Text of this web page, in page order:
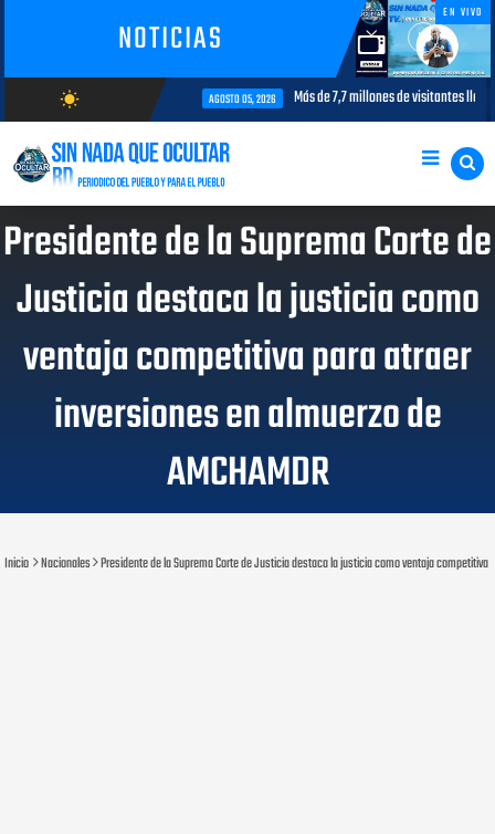
NOTICIAS
EN VIVO
wb_sunny
AGOSTO/8/2026
para la aviación civil AGOSTO 05, 2026 Más de 7,7 millones de visitantes llegan
Presidente de la Suprema Corte de
Justicia destaca la justicia como
ventaja competitiva para atraer
inversiones en almuerzo de
AMCHAMDR
Inicio Nacionales Presidente de la Suprema Corte de Justicia destaca la justicia como ventaja competitiva